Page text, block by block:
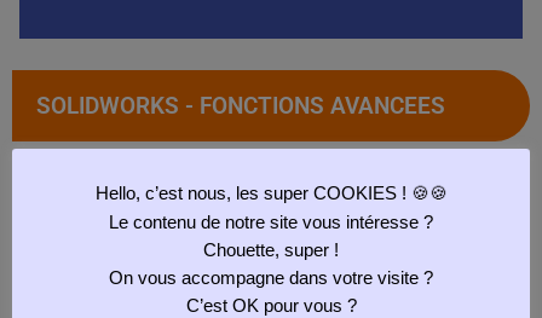
SOLIDWORKS - FONCTIONS AVANCEES
Objectifs pédagogiques
Maîtriser les fonctionnalités les plus avancées du
logiciel SolidWorks
Maîtriser les outils et techniques les plus avancées
Hello, c’est nous, les super COOKIES ! 🍪🍪
Le contenu de notre site vous intéresse ?
Chouette, super !
On vous accompagne dans votre visite ?
C’est OK pour vous ?